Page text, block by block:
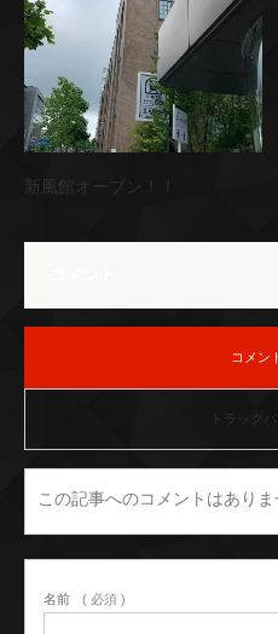
新風館オープン！！
コメン
トラック
この記事へのコメントはありま
名前 ( 必須 )